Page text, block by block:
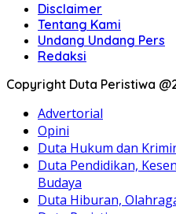
Disclaimer
Tentang Kami
Undang Undang Pers
Redaksi
Copyright Duta Peristiwa
Advertorial
Opini
Duta Hukum dan
Duta Pendidikan,
Budaya
Duta Hiburan,